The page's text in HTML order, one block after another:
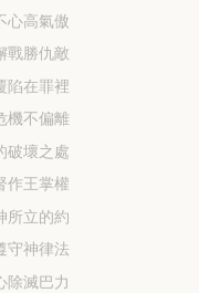
心高氣傲
戰勝仇敵
陷在罪裡
機不偏離
破壞之處
作王掌權
所立的約
守神律法
除滅巴力